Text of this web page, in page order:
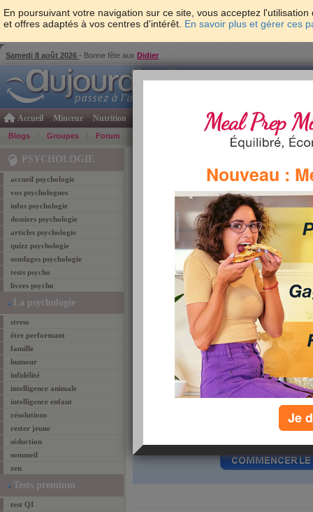
En poursuivant votre navigation sur ce site, vous acceptez
et offres adaptés à vos centres d'intérêt. En savoir plus et gérer ces
Samedi 8 août 2026 - Bonne fête aux Didier
Accueil Minceur Nutrition Psycho & tests Forme & santé
Blogs Groupes Forum Bons Plans
PSYCHOLOGIE
accueil psychologie
vos psychologues
infos psychologie
dossiers psychologie
articles psychologie
quizz psychologie
sondages psychologie
tests psycho
livres psycho
La psychologie
stress
être performant
famille
humour
infidélité
intelligence animale
intelligence enfant
résolutions
rester jeune
séduction
sommeil
zen
Tests premium
test QI
tests psycho
Quel fruit êtes-vous ?
évaluation :+351 (fait 11550 fois)
20 questions
Nouveau :
Je